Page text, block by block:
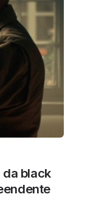
black